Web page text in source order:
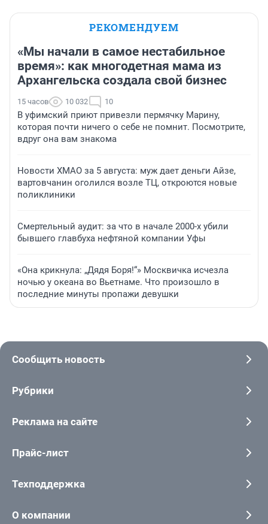
РЕКОМЕНДУЕМ
«Мы начали в самое нестабильное
время»: как многодетная мама из
Архангельска создала свой бизнес
15 часов 10 032 10
В уфимский приют привезли пермячку Марину,
которая почти ничего о себе не помнит. Посмотрите,
вдруг она вам знакома
Новости ХМАО за 5 августа: муж дает деньги Айзе,
вартовчанин оголился возле ТЦ, откроются новые
поликлиники
Смертельный аудит: за что в начале 2000-х убили
бывшего главбуха нефтяной компании Уфы
«Она крикнула: „Дядя Боря!“» Москвичка исчезла
ночью у океана во Вьетнаме. Что произошло в
последние минуты пропажи девушки
Сообщить новость
Рубрики
Реклама на сайте
Прайс-лист
Техподдержка
О компании